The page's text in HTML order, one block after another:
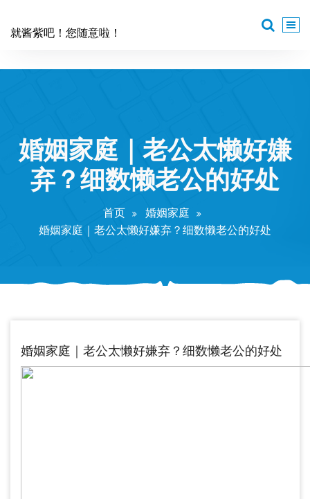
就酱紫吧！您随意啦！
婚姻家庭｜老公太懒好嫌
弃？细数懒老公的好处
首页
婚姻家庭
婚姻家庭｜老公太懒好嫌弃？细数懒老公的好处
婚姻家庭｜老公太懒好嫌弃？细数懒老公的好处